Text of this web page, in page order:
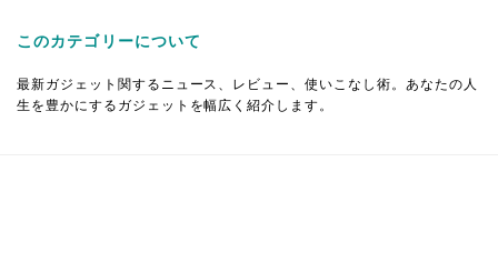
このカテゴリーについて
最新ガジェット関するニュース、レビュー、使いこなし術。あなたの人
生を豊かにするガジェットを幅広く紹介します。